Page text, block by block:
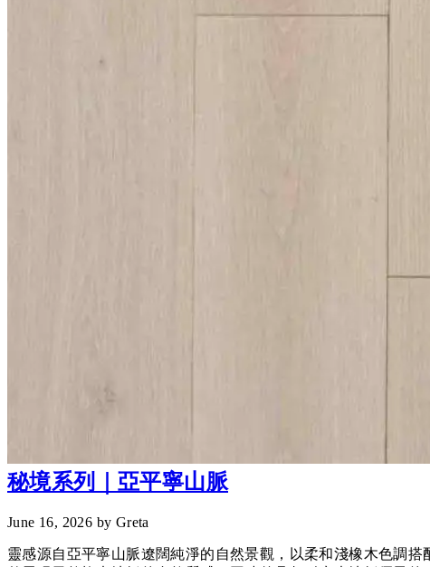
秘境系列｜亞平寧山脈
June 16, 2026 by Greta
靈感源自亞平寧山脈遼闊純淨的自然景觀，以柔和淺橡木色調